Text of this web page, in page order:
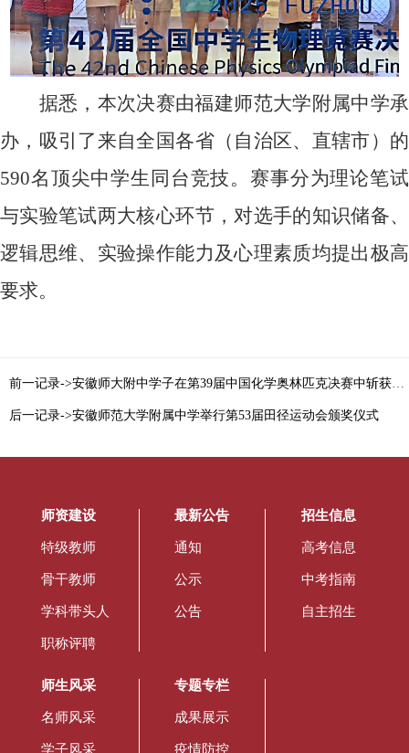
据悉，本次决赛由福建师范大学附属中学承
办，吸引了来自全国各省（自治区、直辖市）的
590名顶尖中学生同台竞技。赛事分为理论笔试
与实验笔试两大核心环节，对选手的知识储备、
逻辑思维、实验操作能力及心理素质均提出极高
要求。
前一记录->安徽师大附中学子在第39届中国化学奥林匹克决赛中斩获1金2银2铜，3人获清北强基资格
后一记录->安徽师范大学附属中学举行第53届田径运动会颁奖仪式
师资建设
特级教师
骨干教师
学科带头人
职称评聘
最新公告
通知
公示
公告
招生信息
高考信息
中考指南
自主招生
师生风采
名师风采
学子风采
专题专栏
成果展示
疫情防控